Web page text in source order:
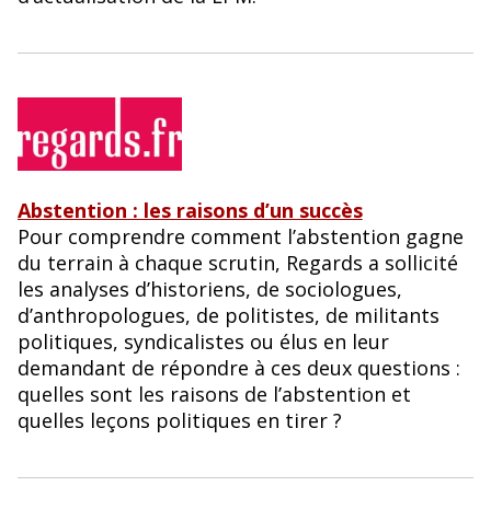
Abstention : les raisons d’un succès
Pour comprendre comment l’abstention gagne
du terrain à chaque scrutin, Regards a sollicité
les analyses d’historiens, de sociologues,
d’anthropologues, de politistes, de militants
politiques, syndicalistes ou élus en leur
demandant de répondre à ces deux questions :
quelles sont les raisons de l’abstention et
quelles leçons politiques en tirer ?